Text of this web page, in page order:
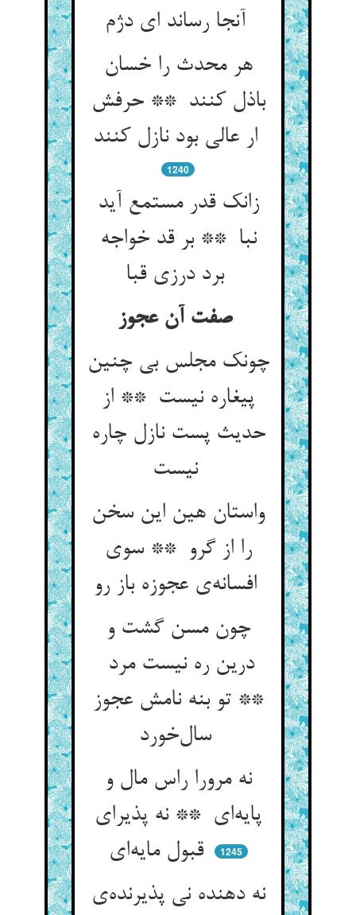
هر محدث را خسان
باذل کنند ** حرفش
ار عالی بود نازل کنند
1240
زانک قدر مستمع آید
نبا ** بر قد خواجه
برد درزی قبا
صفت آن عجوز
چونک مجلس بی چنین
پیغاره نیست ** از
حدیث پست نازل چاره
نیست
واستان هین این سخن
را از گرو ** سوی
افسانه‌ی عجوزه باز رو
چون مسن گشت و
درین ره نیست مرد
** تو بنه نامش عجوز
سال‌خورد
نه مرورا راس مال و
پایه‌ای ** نه پذیرای
قبول مایه‌ای
1245
نه دهنده نی پذیرنده‌ی